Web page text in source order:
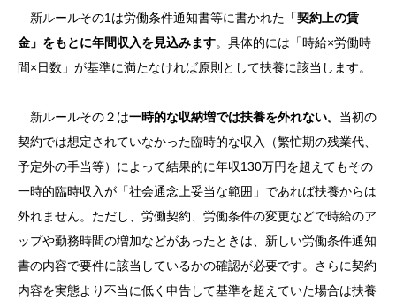
新ルールその1は労働条件通知書等に書かれた 「契約上の賃
金」をもとに年間収入を見込みます。具体的には「時給×労働時
間×日数」が基準に満たなければ原則として扶養に該当します。
新ルールその２は一時的な収納増では扶養を外れない。 当初の
契約では想定されていなかった臨時的な収入（繁忙期の残業代、
予定外の手当等）によって結果的に年収130万円を超えてもその
一時的臨時収入が「社会通念上妥当な範囲」であれば扶養からは
外れません。ただし、労働契約、労働条件の変更などで時給のア
ップや勤務時間の増加などがあったときは、新しい労働条件通知
書の内容で要件に該当しているかの確認が必要です。さらに契約
内容を実態より不当に低く申告して基準を超えていた場合は扶養